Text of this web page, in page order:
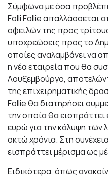
Σύμφωνα με όσα
Folli Follie απαλλάσσεται
οφειλών της προς
υποχρεώσεις προς το
οποίες αναλαμβάνει να
η νέα εταιρεία που θα
Λουξεμβούργο,
της επιχειρηματικής
Follie θα διατηρήσει
την οποία θα εισπράττει
ευρώ για την κάλυψη των
οκτώ χρόνια. Στη
εισπράττει μέρισμα ως
Ειδικότερα, όπως